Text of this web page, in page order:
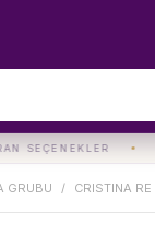
SEÇENEKLER
GRUBU CRISTINA RE